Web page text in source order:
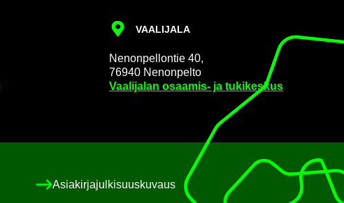
VAA­LI­JA­LA
Ne­non­pel­lon­tie 40,
76940 Ne­non­pel­to
Vaa­li­ja­lan osaamis-​ ja tu­ki­kes­kus
Asia­kir­ja­jul­ki­suus­ku­vaus